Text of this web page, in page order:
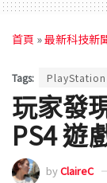
首頁 »最新科技新
Tags: PlayStation
玩家發
PS4 遊
byClaireC